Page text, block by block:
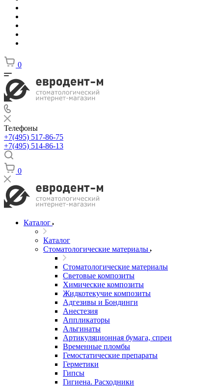
0
Телефоны
+7(495) 517-86-75
+7(495) 514-86-13
0
Каталог
Каталог
Стоматологические материалы
Стоматологические материалы
Световые композиты
Химические композиты
Жидкотекучие композиты
Адгезивы и Бондинги
Анестезия
Аппликаторы
Альгинаты
Артикуляционная бумага, спреи
Временные пломбы
Гемостатические препараты
Герметики
Гипсы
Гигиена. Расходники